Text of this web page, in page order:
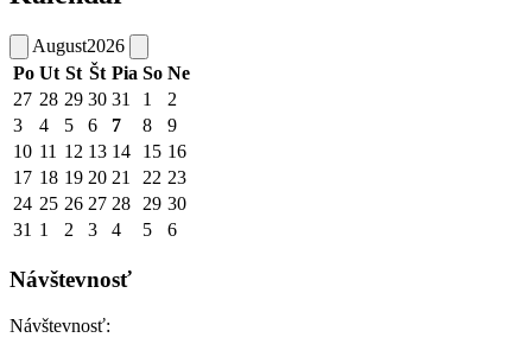
August2026
Po Ut St Št Pia So Ne
27 28 29 30 31 1
2
3
4 5 6 7 8
9
10 11 12 13 14 15 16
17 18 19 20 21 22 23
24 25 26 27 28 29 30
31 1 2 3 4 5 6
Návštevnosť
Návštevnosť: